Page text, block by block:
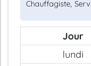
Chauffagiste,
Jour
lundi